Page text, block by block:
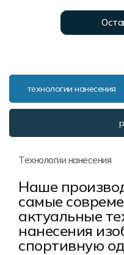
технологии нанесения
Технологии нанесения
Наше
самые
актуальные
нанесения
спортивную
Форма в наличии
Распродажа
Реквизиты
Система скидок и